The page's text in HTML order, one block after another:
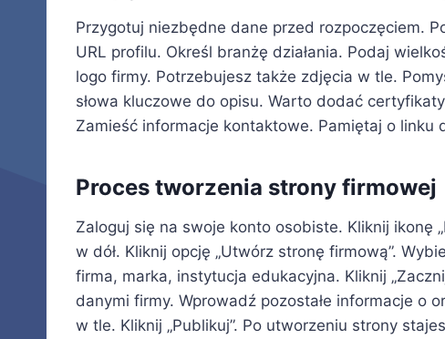
Przygotuj niezbędne dane przed rozpoczęciem.
URL profilu. Określ branżę działania. Podaj
logo firmy. Potrzebujesz także zdjęcia w tle.
słowa kluczowe do opisu. Warto dodać
Zamieść informacje kontaktowe. Pamiętaj o linku
Proces tworzenia strony firmowej
Zaloguj się na swoje konto osobiste. Kliknij ikonę
w dół. Kliknij opcję „Utwórz stronę firmową”.
firma, marka, instytucja edukacyjna. Kliknij
danymi firmy. Wprowadź pozostałe informacje o
w tle. Kliknij „Publikuj”. Po utworzeniu strony